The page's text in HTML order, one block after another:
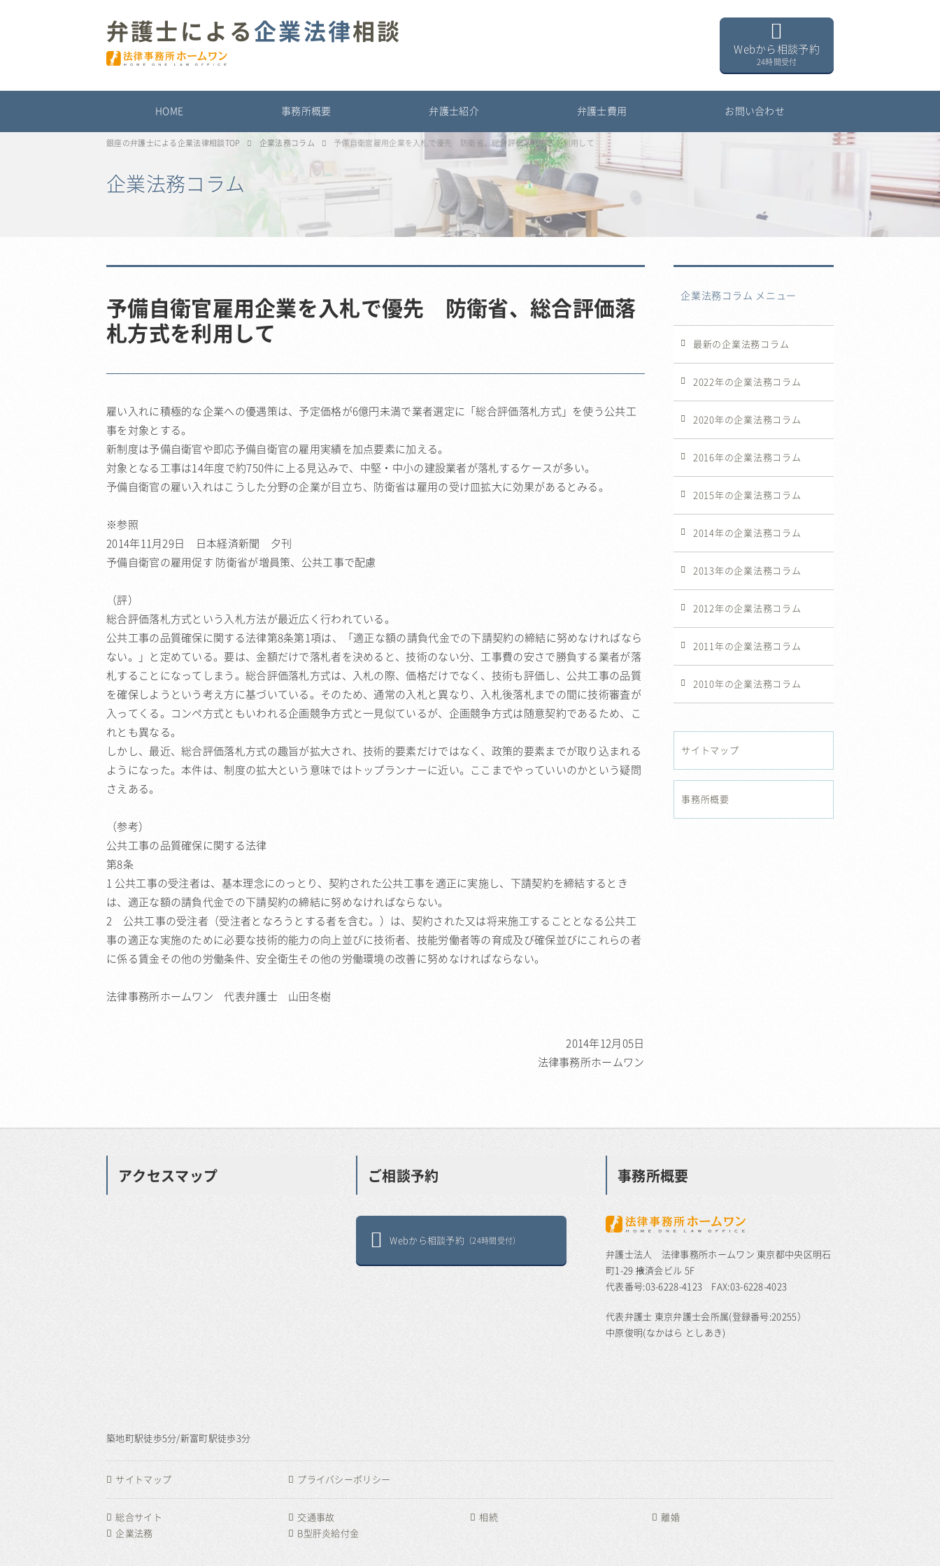
弁護士による企業法律相談
Webから相談予約
24時間受付
HOME 事務所概要 弁護士紹介 弁護士費用 お問い合わせ
銀座の弁護士による企業法律相談TOP 企業法務コラム 予備自衛官雇用企業を入札で優先 防衛省、総合評価落札方式を利用して
企業法務コラム
予備自衛官雇用企業を入札で優先 防衛省、総合評価落
札方式を利用して
雇い入れに積極的な企業への優遇策は、予定価格が6億円未満で業者選定に「総合評価落札方式」を使う公共工
事を対象とする。
新制度は予備自衛官や即応予備自衛官の雇用実績を加点要素に加える。
対象となる工事は14年度で約750件に上る見込みで、中堅・中小の建設業者が落札するケースが多い。
予備自衛官の雇い入れはこうした分野の企業が目立ち、防衛省は雇用の受け皿拡大に効果があるとみる。
※参照
2014年11月29日 日本経済新聞 夕刊
予備自衛官の雇用促す 防衛省が増員策、公共工事で配慮
（評）
総合評価落札方式という入札方法が最近広く行われている。
公共工事の品質確保に関する法律第8条第1項は、「適正な額の請負代金での下請契約の締結に努めなければなら
ない。」と定めている。要は、金額だけで落札者を決めると、技術のない分、工事費の安さで勝負する業者が落
札することになってしまう。総合評価落札方式は、入札の際、価格だけでなく、技術も評価し、公共工事の品質
を確保しようという考え方に基づいている。そのため、通常の入札と異なり、入札後落札までの間に技術審査が
入ってくる。コンペ方式ともいわれる企画競争方式と一見似ているが、企画競争方式は随意契約であるため、こ
れとも異なる。
しかし、最近、総合評価落札方式の趣旨が拡大され、技術的要素だけではなく、政策的要素までが取り込まれる
ようになった。本件は、制度の拡大という意味ではトップランナーに近い。ここまでやっていいのかという疑問
さえある。
（参考）
公共工事の品質確保に関する法律
第8条
1 公共工事の受注者は、基本理念にのっとり、契約された公共工事を適正に実施し、下請契約を締結するとき
は、適正な額の請負代金での下請契約の締結に努めなければならない。
2 公共工事の受注者（受注者となろうとする者を含む。）は、契約された又は将来施工することとなる公共工
事の適正な実施のために必要な技術的能力の向上並びに技術者、技能労働者等の育成及び確保並びにこれらの者
に係る賃金その他の労働条件、安全衛生その他の労働環境の改善に努めなければならない。
法律事務所ホームワン 代表弁護士 山田冬樹
2014年12月05日
法律事務所ホームワン
企業法務コラム メニュー
最新の企業法務コラム
2022年の企業法務コラム
2020年の企業法務コラム
2016年の企業法務コラム
2015年の企業法務コラム
2014年の企業法務コラム
2013年の企業法務コラム
2012年の企業法務コラム
2011年の企業法務コラム
2010年の企業法務コラム
サイトマップ
事務所概要
アクセスマップ
築地町駅徒歩5分/新富町駅徒歩3分
ご相談予約
Webから相談予約 （24時間受付）
事務所概要
弁護士法人 法律事務所ホームワン 東京都中央区明石
町1-29 掖済会ビル 5F
代表番号:03-6228-4123 FAX:03-6228-4023
代表弁護士 東京弁護士会所属(登録番号:20255）
中原俊明(なかはら としあき)
サイトマップ プライバシーポリシー
総合サイト 交通事故 相続
離婚
企業法務
B型肝炎給付金